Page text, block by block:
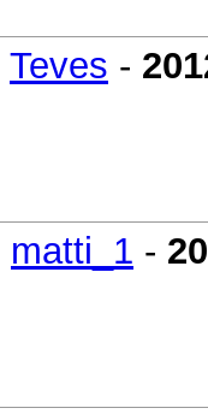
Teves -
matti_1 -